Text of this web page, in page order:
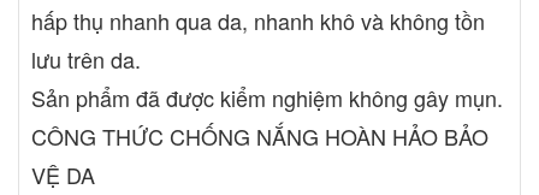
hấp thụ nhanh qua da, nhanh khô và không tồn
lưu trên da.
Sản phẩm đã được kiểm nghiệm không gây mụn.
CÔNG THỨC CHỐNG NẮNG HOÀN HẢO BẢO
VỆ DA